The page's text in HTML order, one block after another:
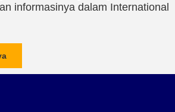
informasinya dalam International